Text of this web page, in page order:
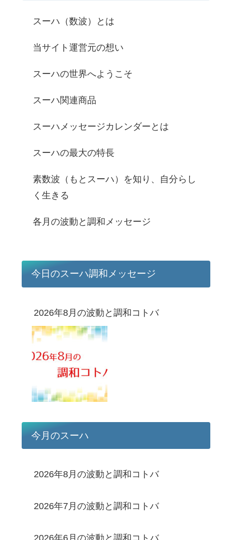
スーハ（数波）とは
当サイト運営元の想い
スーハの世界へようこそ
スーハ関連商品
スーハメッセージカレンダーとは
スーハの最大の特長
素数波（もとスーハ）を知り、自分らし
く生きる
各月の波動と調和メッセージ
今日のスーハ調和メッセージ
2026年8月の波動と調和コトバ
今月のスーハ
2026年8月の波動と調和コトバ
2026年7月の波動と調和コトバ